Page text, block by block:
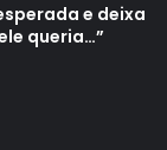
e deixa
queria…”